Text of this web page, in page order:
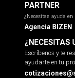
PARTNER
¿Necesitas ayuda
Agencia BIZEN
¿NECESITAS
Escríbenos y te
ayudarte en tu